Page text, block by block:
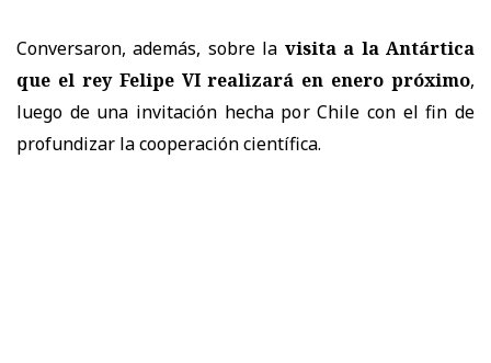
Conversaron, además, sobre la visita a la Antártica
que el rey Felipe VI realizará en enero próximo,
luego de una invitación hecha por Chile con el fin de
profundizar la cooperación científica.